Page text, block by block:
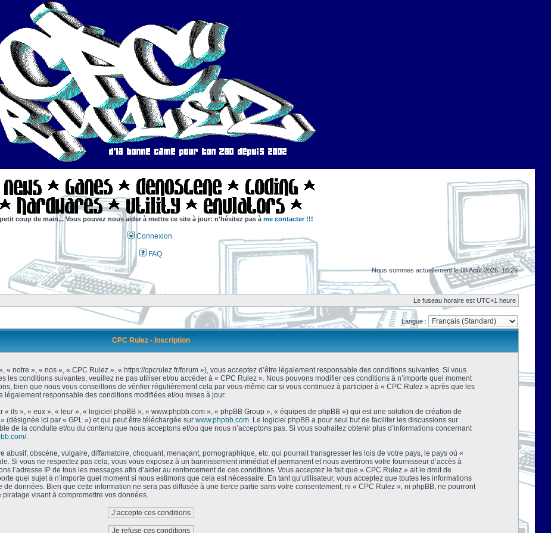
coup de main... Vous pouvez nous aider à mettre ce site à jour: n'hésitez pas à me contacter !!!
Connexion
FAQ
Nous sommes actuellement le 08 Août 2026, 16:29
Le fuseau horaire est UTC+1 heure
Langue :
CPC Rulez - Inscription
« notre », « nos », « CPC Rulez », « https://cpcrulez.fr/forum »), vous acceptez d’être légalement responsable des conditions suivantes. Si vous
les conditions suivantes, veuillez ne pas utiliser et/ou accéder à « CPC Rulez ». Nous pouvons modifier ces conditions à n’importe quel moment
bien que nous vous conseillons de vérifier régulièrement cela par vous-même car si vous continuez à participer à « CPC Rulez » après que les
légalement responsable des conditions modifiées et/ou mises à jour.
ils », « eux », « leur », « logiciel phpBB », « www.phpbb.com », « phpBB Group », « équipes de phpBB ») qui est une solution de création de
» (désignée ici par « GPL ») et qui peut être téléchargée sur www.phpbb.com. Le logiciel phpBB a pour seul but de faciliter les discussions sur
de la conduite et/ou du contenu que nous acceptons et/ou que nous n’acceptons pas. Si vous souhaitez obtenir plus d’informations concernant
.
abusif, obscène, vulgaire, diffamatoire, choquant, menaçant, pornographique, etc. qui pourrait transgresser les lois de votre pays, le pays où «
Si vous ne respectez pas cela, vous vous exposez à un bannissement immédiat et permanent et nous avertirons votre fournisseur d’accès à
l’adresse IP de tous les messages afin d’aider au renforcement de ces conditions. Vous acceptez le fait que « CPC Rulez » ait le droit de
quel sujet à n’importe quel moment si nous estimons que cela est nécessaire. En tant qu’utilisateur, vous acceptez que toutes les informations
données. Bien que cette information ne sera pas diffusée à une tierce partie sans votre consentement, ni « CPC Rulez », ni phpBB, ne pourront
visant à compromettre vos données.